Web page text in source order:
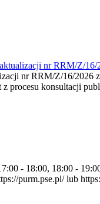
nr RRM/Z/16/
nr RRM/Z/16/
z procesu konsultacji
- 18:00, 18:00 -
purm.pse.pl/ lub